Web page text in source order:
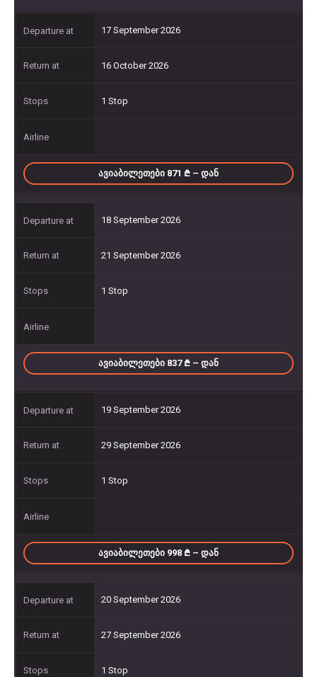
17 September 2026
16 October 2026
1 Stop
ᲐᲕᲘᲐᲑᲘᲚᲔᲗᲔᲑᲘ 871 – ᲓᲐᲜ
18 September 2026
21 September 2026
1 Stop
ᲐᲕᲘᲐᲑᲘᲚᲔᲗᲔᲑᲘ 837 – ᲓᲐᲜ
19 September 2026
29 September 2026
1 Stop
ᲐᲕᲘᲐᲑᲘᲚᲔᲗᲔᲑᲘ 998 – ᲓᲐᲜ
20 September 2026
27 September 2026
1 Stop